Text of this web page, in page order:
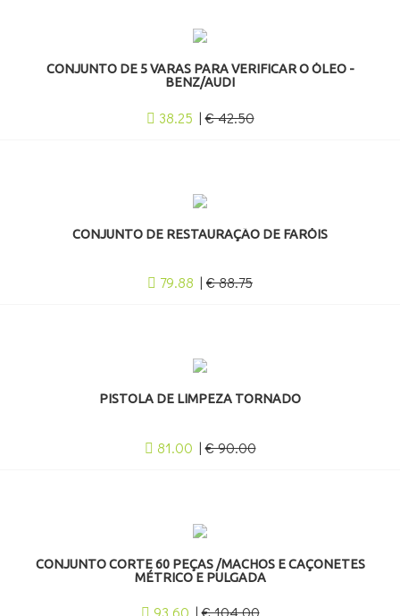
CONJUNTO DE 5 VARAS PARA VERIFICAR O ÓLEO -
BENZ/AUDI
38.25 |€ 42.50
CONJUNTO DE RESTAURAÇÃO DE FARÓIS
79.88 | € 88.75
PISTOLA DE LIMPEZA TORNADO
81.00 |€ 90.00
CONJUNTO CORTE 60 PEÇAS /MACHOS E CAÇONETES
MÉTRICO E PULGADA